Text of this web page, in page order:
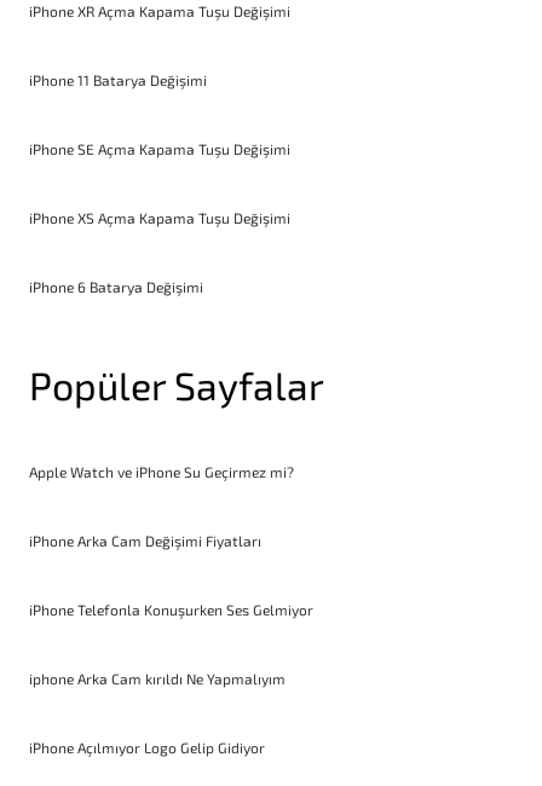
iPhone XR Açma Kapama Tuşu Değişimi
iPhone 11 Batarya Değişimi
iPhone SE Açma Kapama Tuşu Değişimi
iPhone XS Açma Kapama Tuşu Değişimi
iPhone 6 Batarya Değişimi
Popüler Sayfalar
Apple Watch ve iPhone Su Geçirmez mi?
iPhone Arka Cam Değişimi Fiyatları
iPhone Telefonla Konuşurken Ses Gelmiyor
iphone Arka Cam kırıldı Ne Yapmalıyım
iPhone Açılmıyor Logo Gelip Gidiyor